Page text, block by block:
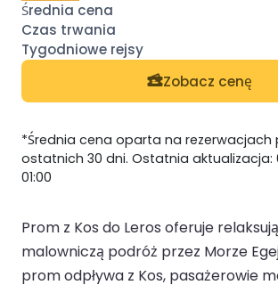
Zobacz cenę
*Średnia cena oparta na rezerwacjach
ostatnich 30 dni. Ostatnia aktualizacja:
01:00
Prom z Kos do Leros oferuje
malowniczą podróż przez Morze
prom odpływa z Kos, pasażerowie